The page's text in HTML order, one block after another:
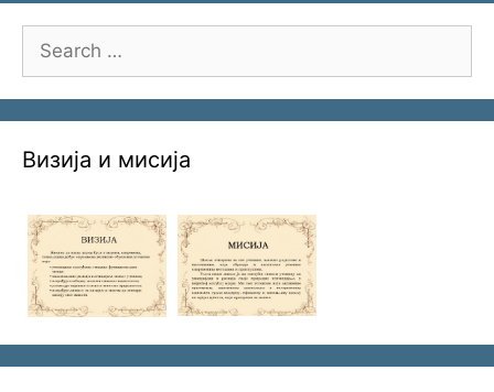
for:
Визија и мисија